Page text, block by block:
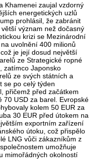
Khamenei zaujal vzdorný
energetických uzlů
prohlásil, že zabránit
význam než dočasný
krizi se Mezinárodní
uvolnění 400 milionů
je její dosud největší
ze Strategické ropné
zatímco Japonsko
ze svých státních a
se po celý týden
přičemž před začátkem
70 USD za barel. Evropské
kolem 50 EUR za
30 EUR před útokem na
exportním zařízení
útoku, což přispělo
LNG vůči zákazníkům z
umožňuje
mimořádných okolností